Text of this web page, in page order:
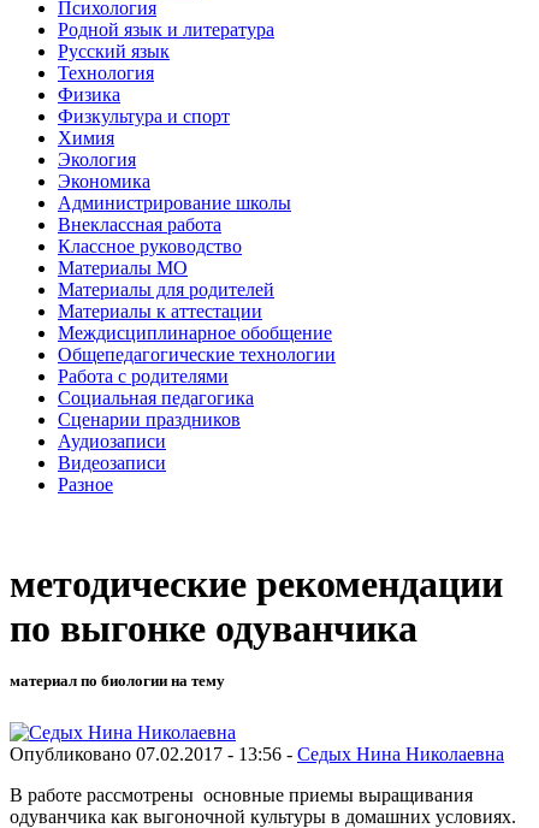
Психология
Родной язык и литература
Русский язык
Технология
Физика
Физкультура и спорт
Химия
Экология
Экономика
Администрирование школы
Внеклассная работа
Классное руководство
Материалы МО
Материалы для родителей
Материалы к аттестации
Междисциплинарное обобщение
Общепедагогические технологии
Работа с родителями
Социальная педагогика
Сценарии праздников
Аудиозаписи
Видеозаписи
Разное
методические рекомендации
по выгонке одуванчика
материал по биологии на тему
Опубликовано 07.02.2017 - 13:56 - Седых Нина Николаевна
В работе рассмотрены основные приемы выращивания
одуванчика как выгоночной культуры в домашних условиях.